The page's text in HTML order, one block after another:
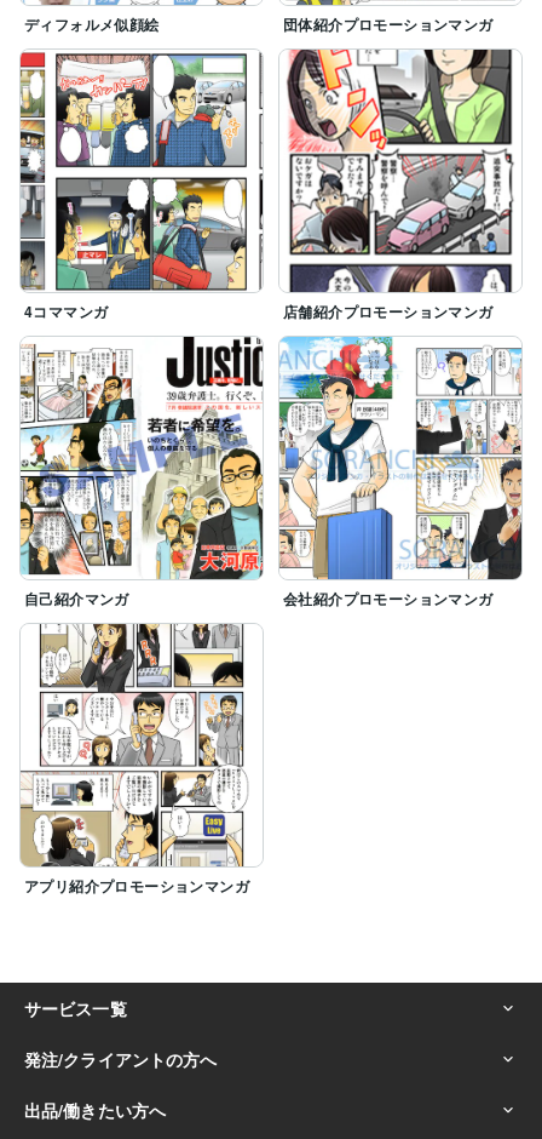
ディフォルメ似顔絵 団体紹介プロモーションマンガ
4コママンガ 店舗紹介プロモーションマンガ
自己紹介マンガ 会社紹介プロモーションマンガ
アプリ紹介プロモーションマンガ